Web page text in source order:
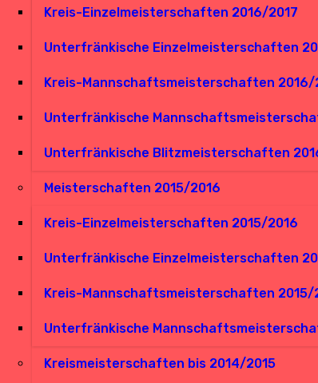
Kreis-Einzelmeisterschaften 2016/2017
Unterfränkische Einzelmeisterschaften
Kreis-Mannschaftsmeisterschaften 2016/
Unterfränkische
Unterfränkische Blitzmeisterschaften
Meisterschaften 2015/2016
Kreis-Einzelmeisterschaften 2015/2016
Unterfränkische Einzelmeisterschaften
Kreis-Mannschaftsmeisterschaften 2015/
Unterfränkische
Kreismeisterschaften bis 2014/2015